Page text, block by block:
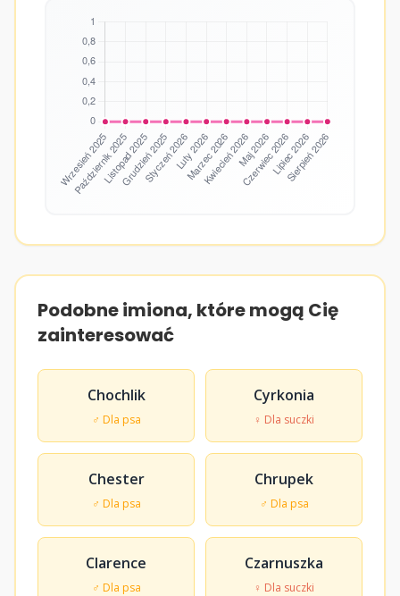
Podobne imiona, które mogą Cię
zainteresować
Chochlik
♂ Dla psa
Cyrkonia
♀ Dla suczki
Chester
♂ Dla psa
Chrupek
♂ Dla psa
Clarence
♂ Dla psa
Czarnuszka
♀ Dla suczki